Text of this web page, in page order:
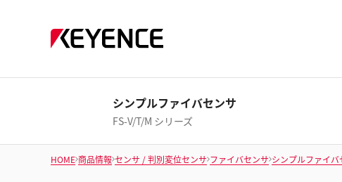
シンプルファイバセンサ
FS-V/T/M シリーズ
HOME 商品情報 センサ / 判別変位センサ ファイバセンサ シンプルファイバ